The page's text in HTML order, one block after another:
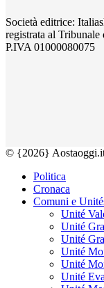
Società editrice:
registrata al
P.IVA 01000080075
© {2026}
Politica
Cronaca
Comuni e
Unité
Unité
Unité
Unité
Unité
Unité